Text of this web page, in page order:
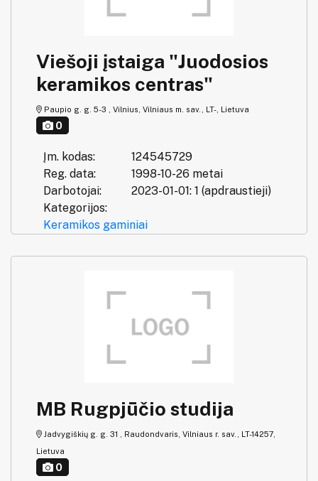
Viešoji įstaiga "Juodosios
keramikos centras"
Paupio g. g. 5-3 , Vilnius, Vilniaus m. sav., LT-, Lietuva
0
Įm. kodas:
124545729
Reg. data:
1998-10-26 metai
Darbotojai:
2023-01-01: 1 (apdraustieji)
Kategorijos:
Keramikos gaminiai
MB Rugpjūčio studija
Jadvygiškių g. g. 31 , Raudondvaris, Vilniaus r. sav., LT-14257,
Lietuva
0